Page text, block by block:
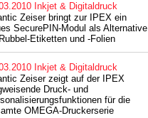
Inkjet & Digitaldruck
Zeiser bringt zur IPEX ein
SecurePIN-Modul als Alternative
Etiketten und -Folien
Inkjet & Digitaldruck
Zeiser zeigt auf der IPEX
Druck- und
für die
OMEGA-Druckerserie